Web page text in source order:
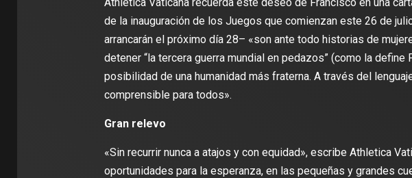
de la inauguración de los Juegos que comienzan este 26 de
arrancarán el próximo día 28– «son ante todo historias de
detener “la tercera guerra mundial en pedazos” (como la define
posibilidad de una humanidad más fraterna. A través del
comprensible para todos».
Gran relevo
«Sin recurrir nunca a atajos y con equidad», escribe Athletica
oportunidades para la esperanza, en las pequeñas y grandes